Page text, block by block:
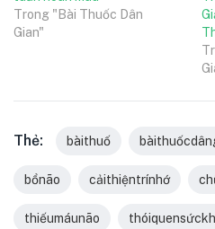
Trong "Bài Thuốc Dân
Gian"
Thẻ: bàithuố
bổnão cảithiệntrínhớ
thiếumáunão